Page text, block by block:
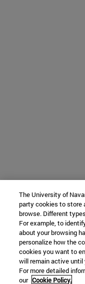
The University of
party cookies to store
browse. Different
For example, to
about your browsing
personalize how the
cookies you want to
will remain active
For more detailed
our Cookie Policy.